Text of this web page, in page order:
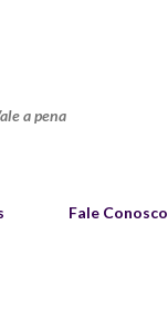
a pena
Fale Conosco